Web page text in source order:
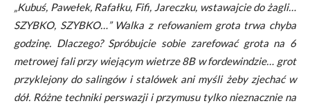
„Kubuś, Pawełek, Rafałku, Fifi, Jareczku, wstawajcie do żagli…
SZYBKO, SZYBKO…” Walka z refowaniem grota trwa chyba
godzinę. Dlaczego? Spróbujcie sobie zarefować grota na 6
metrowej fali przy wiejącym wietrze 8B w fordewindzie… grot
przyklejony do salingów i stalówek ani myśli żeby zjechać w
dół. Różne techniki perswazji i przymusu tylko nieznacznie na